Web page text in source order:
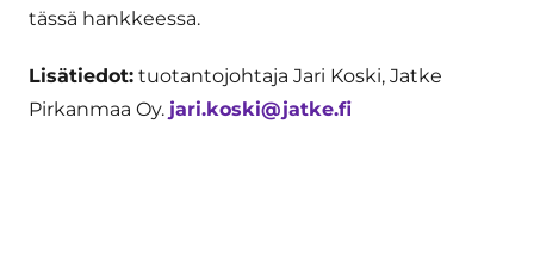
tässä hankkeessa.​
Lisätiedot: tuotantojohtaja Jari Koski, Jatke
Pirkanmaa Oy. jari.koski@jatke.fi